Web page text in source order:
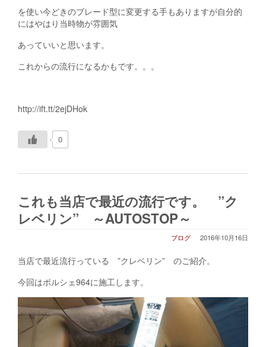
を使い今どきのブレード型に変更する手もありますが自分的
にはやはり当時物が雰囲気
あっていいと思います。
これからの流行になるかもです。。。
http://ift.tt/2ejDHok
0
これも当店で最近の流行です。 ”ク
レベリン” ～AUTOSTOP～
2016年10月16日
ブログ
当店で最近流行っている ”クレベリン” のご紹介。
今回はポルシェ964に施工します。